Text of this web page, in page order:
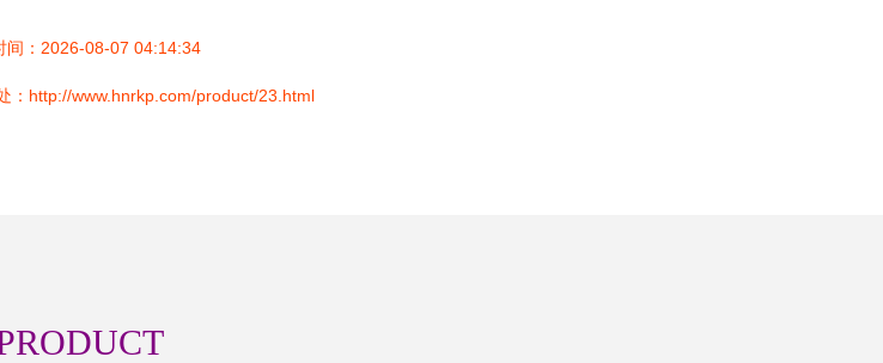
间：2026-08-07 04:14:34
：http://www.hnrkp.com/product/23.html